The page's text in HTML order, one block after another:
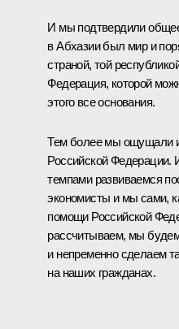
И мы подтвердили
в Абхазии был мир и
страной, той
Федерация, которой
этого все основания.
Тем более мы ощущали
Российской Федерации.
темпами развиваемся
экономисты и мы сами,
помощи Российской
рассчитываем, мы
и непременно сделаем
на наших гражданах.